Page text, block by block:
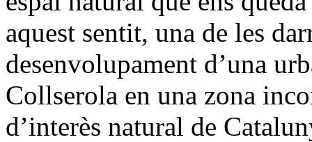
aquest sentit, una de les
desenvolupament d’una
Collserola en una zona
d’interès natural de